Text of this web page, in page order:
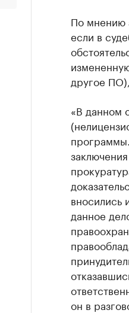
По мнению
если в
другое
«В данном
вносились
данное
он в